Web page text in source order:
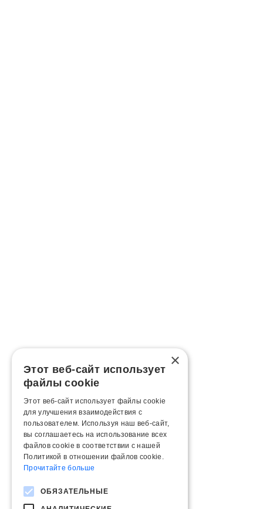
×
Этот веб-сайт использует
файлы cookie
Этот веб-сайт использует файлы cookie
для улучшения взаимодействия с
пользователем. Используя наш веб-сайт,
вы соглашаетесь на использование всех
файлов cookie в соответствии с нашей
Политикой в ​​отношении файлов cookie.
Прочитайте больше
ОБЯЗАТЕЛЬНЫЕ